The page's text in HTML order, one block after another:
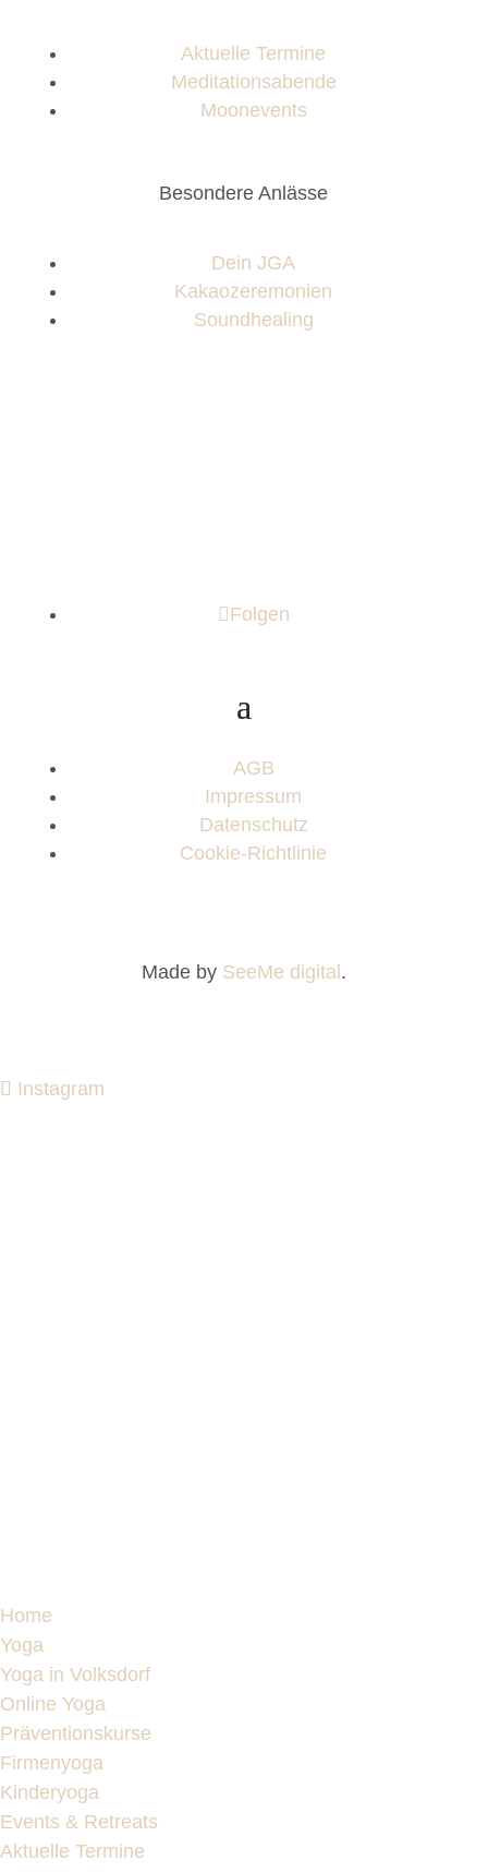
Aktuelle Termine
Meditationsabende
Moonevents
Besondere Anlässe
Dein JGA
Kakaozeremonien
Soundhealing
Folgen
AGB
Impressum
Datenschutz
Cookie-Richtlinie
Made by SeeMe digital .
Instagram
Home
Yoga
Yoga in Volksdorf
Online Yoga
Präventionskurse
Firmenyoga
Kinderyoga
Events & Retreats
Aktuelle Termine